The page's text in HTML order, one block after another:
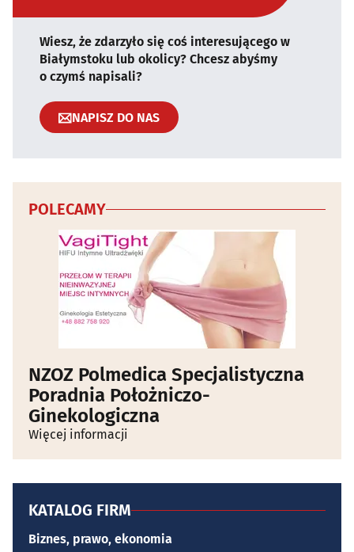
Wiesz, że zdarzyło się coś interesującego w
Białymstoku lub okolicy? Chcesz abyśmy
o czymś napisali?
NAPISZ DO NAS
POLECAMY
NZOZ Polmedica Specjalistyczna
Poradnia Położniczo-
Ginekologiczna
Więcej informacji
KATALOG FIRM
Biznes, prawo, ekonomia